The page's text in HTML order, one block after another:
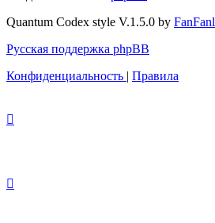
Quantum Codex style V.1.5.0 by
Русская поддержка phpBB
Конфиденциальность | Правила